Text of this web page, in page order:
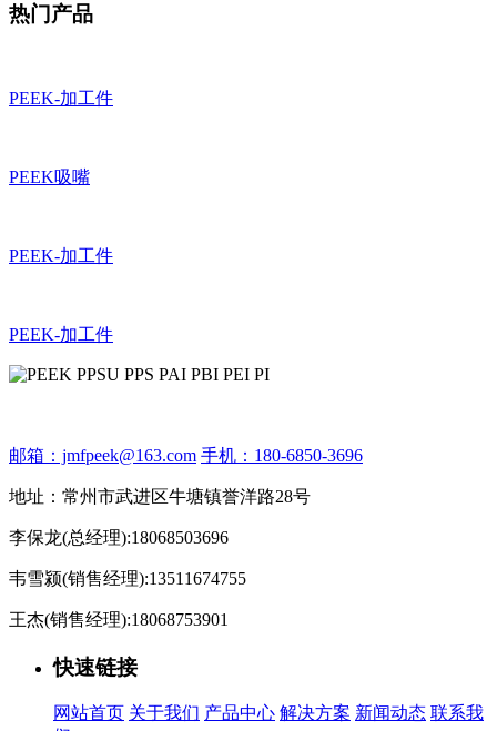
热门产品
PEEK-加工件
PEEK吸嘴
PEEK-加工件
PEEK-加工件
邮箱：jmfpeek@163.com 手机：180-6850-3696
地址：常州市武进区牛塘镇誉洋路28号
李保龙(总经理):18068503696
韦雪颍(销售经理):13511674755
王杰(销售经理):18068753901
快速链接
网站首页 关于我们 产品中心 解决方案 新闻动态 联系我